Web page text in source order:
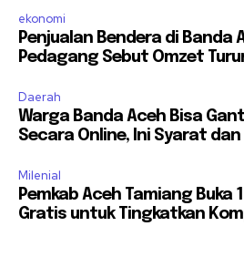
ekonomi
Penjualan Bendera di Banda
Pedagang Sebut Omzet
Daerah
Warga Banda Aceh Bisa
Secara Online, Ini Syarat
Milenial
Pemkab Aceh Tamiang Buka
Gratis untuk Tingkatkan